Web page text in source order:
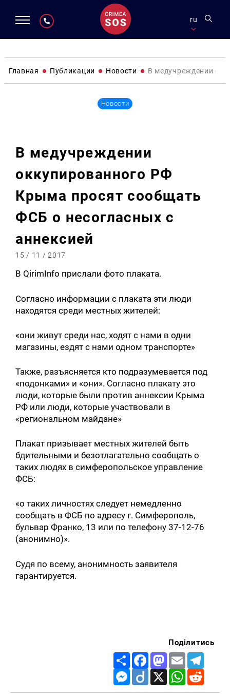
ru
Главная Публикации Новости В медучреждении
Новости
В медучреждении
оккупированного РФ
Крыма просят сообщать
ФСБ о несогласных с
аннексией
15 / 11 / 2017
В QirimInfo прислали фото плаката.
Согласно информации с плаката эти люди
находятся среди местных жителей:
«они живут среди нас, ходят с нами в одни
магазины, ездят с нами одном транспорте»
Также, разъясняется кто подразумевается под
«подонками» и «они». Согласно плакату это
люди, которые были против аннексии Крыма
РФ или люди, которые участвовали в
«региональном майдане»
Плакат призывает местных жителей быть
бдительными и безотлагательно сообщать о
таких людях в симферопольское управление
ФСБ:
«о таких личностях следует немедленно
сообщать в ФСБ по адресу г. Симферополь,
бульвар Франко, 13 или по телефону 37-12-76
(анонимно)».
Судя по всему, анонимность заявителя
гарантируется.
Поділитись
Share FacebookMastodon
Email
Messenger
Diigo X WhatsApp